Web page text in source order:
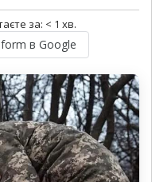
за: < 1 хв.
в Google